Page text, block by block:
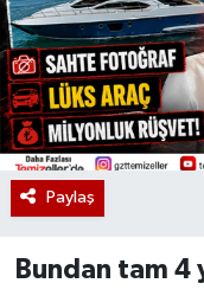
Paylaş
Bundan tam 4